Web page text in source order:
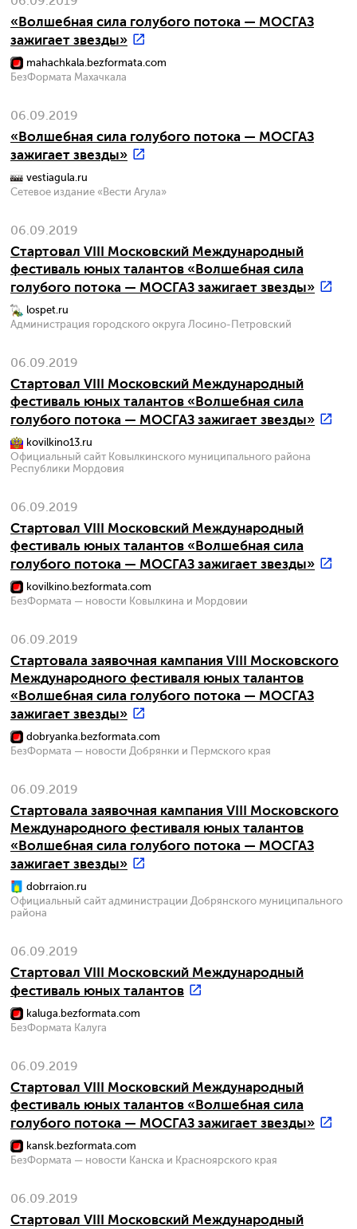
«Волшебная сила голубого потока — МОСГАЗ
зажигает звезды»
mahachkala.bezformata.com
БезФормата Махачкала
06.09.2019
«Волшебная сила голубого потока — МОСГАЗ
зажигает звезды»
vestiagula.ru
Сетевое издание «Вести Агула»
06.09.2019
Стартовал VIII Московский Международный
фестиваль юных талантов «Волшебная сила
голубого потока — МОСГАЗ зажигает звезды»
lospet.ru
Администрация городского округа Лосино-Петровский
06.09.2019
Стартовал VIII Московский Международный
фестиваль юных талантов «Волшебная сила
голубого потока — МОСГАЗ зажигает звезды»
kovilkino13.ru
Официальный сайт Ковылкинского муниципального района
Республики Мордовия
06.09.2019
Стартовал VIII Московский Международный
фестиваль юных талантов «Волшебная сила
голубого потока — МОСГАЗ зажигает звезды»
kovilkino.bezformata.com
БезФормата — новости Ковылкина и Мордовии
06.09.2019
Стартовала заявочная кампания VIII Московского
Международного фестиваля юных талантов
«Волшебная сила голубого потока — МОСГАЗ
зажигает звезды»
dobryanka.bezformata.com
БезФормата — новости Добрянки и Пермского края
06.09.2019
Стартовала заявочная кампания VIII Московского
Международного фестиваля юных талантов
«Волшебная сила голубого потока — МОСГАЗ
зажигает звезды»
dobrraion.ru
Официальный сайт администрации Добрянского муниципального
района
06.09.2019
Стартовал VIII Московский Международный
фестиваль юных талантов
kaluga.bezformata.com
БезФормата Калуга
06.09.2019
Стартовал VIII Московский Международный
фестиваль юных талантов «Волшебная сила
голубого потока — МОСГАЗ зажигает звезды»
kansk.bezformata.com
БезФормата — новости Канска и Красноярского края
06.09.2019
Стартовал VIII Московский Международный